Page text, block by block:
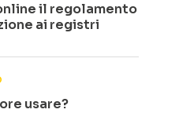
il regolamento
ai registri
usare?